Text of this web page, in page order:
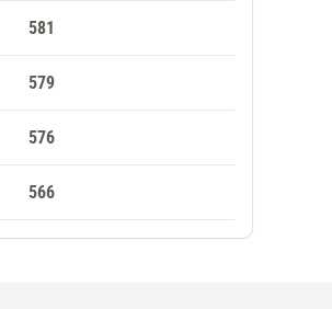
581
579
576
566